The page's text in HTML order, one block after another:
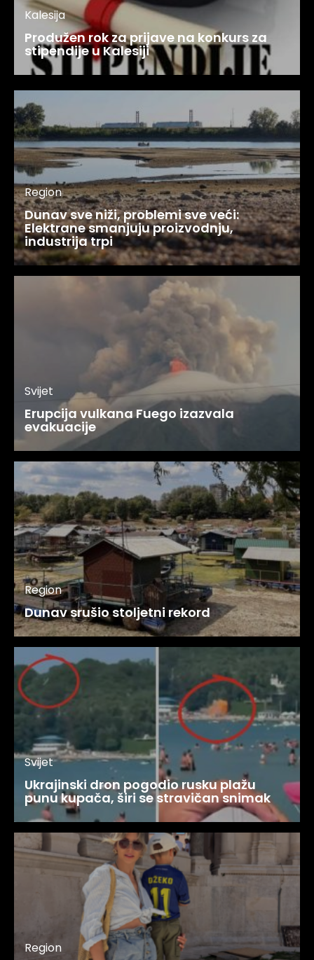
Kalesija
Produžen rok za prijave na konkurs za
stipendije u Kalesiji
Region
Dunav sve niži, problemi sve veći:
Elektrane smanjuju proizvodnju,
industrija trpi
Svijet
Erupcija vulkana Fuego izazvala
evakuacije
Region
Dunav srušio stoljetni rekord
Svijet
Ukrajinski dron pogodio rusku plažu
punu kupača, širi se stravičan snimak
Region